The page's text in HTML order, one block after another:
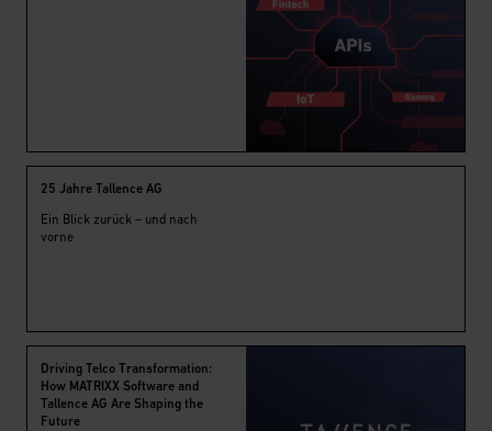
25 Jahre Tallence AG
Ein Blick zurück – und nach
vorne
Driving Telco Transformation:
How MATRIXX Software and
Tallence AG Are Shaping the
Future